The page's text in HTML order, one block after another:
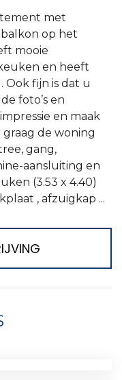
met
op het
mooie
en heeft
Ook fijn is dat u
foto’s en
en maak
de woning
gang,
aansluiting en
(3.53 x 4.40)
, afzuigkap ...